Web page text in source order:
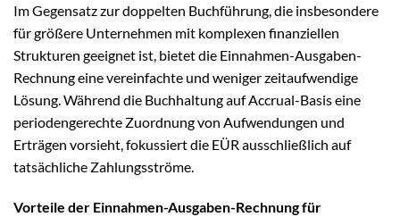
Im Gegensatz zur doppelten Buchführung, die insbesondere
für größere Unternehmen mit komplexen finanziellen
Strukturen geeignet ist, bietet die Einnahmen-Ausgaben-
Rechnung eine vereinfachte und weniger zeitaufwendige
Lösung. Während die Buchhaltung auf Accrual-Basis eine
periodengerechte Zuordnung von Aufwendungen und
Erträgen vorsieht, fokussiert die EÜR ausschließlich auf
tatsächliche Zahlungsströme.
Vorteile der Einnahmen-Ausgaben-Rechnung für